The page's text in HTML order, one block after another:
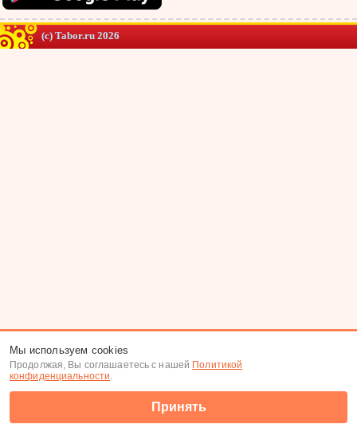
(c) Tabor.ru 2026
Мы используем cookies
Продолжая, Вы соглашаетесь с нашей Политикой
конфиденциальности.
Принять